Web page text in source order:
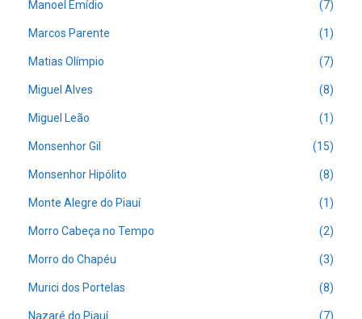
Manoel Emídio (7)
Marcos Parente (1)
Matias Olímpio (7)
Miguel Alves (8)
Miguel Leão (1)
Monsenhor Gil (15)
Monsenhor Hipólito (8)
Monte Alegre do Piauí (1)
Morro Cabeça no Tempo (2)
Morro do Chapéu (3)
Murici dos Portelas (8)
Nazaré do Piauí (7)